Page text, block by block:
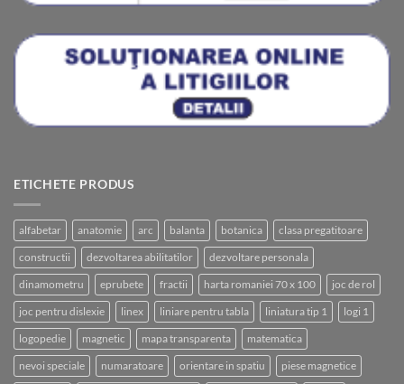
ETICHETE PRODUS
alfabetar anatomie arc balanta botanica clasa pregatitoare
constructii dezvoltarea abilitatilor dezvoltare personala
dinamometru eprubete fractii harta romaniei 70 x 100 joc de rol
joc pentru dislexie linex liniare pentru tabla liniatura tip 1 logi 1
logopedie magnetic mapa transparenta matematica
nevoi speciale numaratoare orientare in spatiu piese magnetice